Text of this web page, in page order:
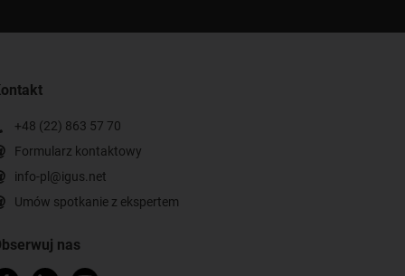
+48 (22) 863 57 70
Formularz kontaktowy
info-pl@igus.net
Umów spotkanie z ekspertem
nas